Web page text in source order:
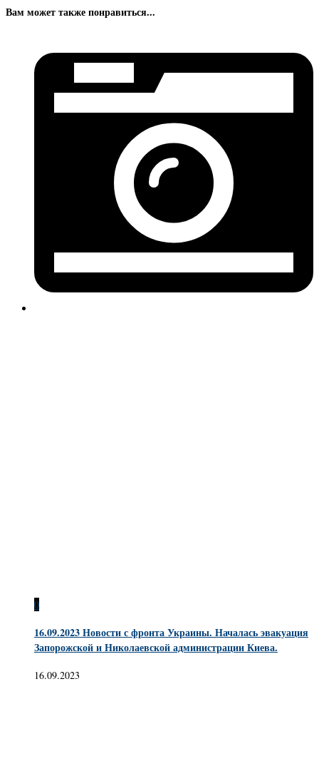
Вам может также понравиться...
0
16.09.2023 Новости с фронта Украины. Началась эвакуация
Запорожской и Николаевской администрации Киева.
16.09.2023